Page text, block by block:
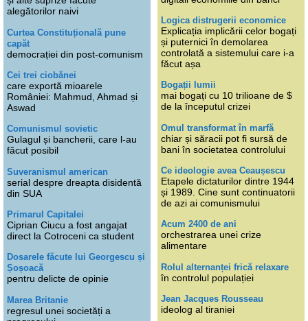
alegătorilor naivi
Curtea Constituțională pune
capăt
democrației din post-comunism
Cei trei ciobănei
care exportă mioarele
României: Mahmud, Ahmad și
Aswad
Comunismul sovietic
Gulagul și bancherii, care l-au
făcut posibil
Suveranismul american
serial despre dreapta disidentă
din SUA
Primarul Capitalei
Ciprian Ciucu a fost angajat
direct la Cotroceni ca student
Dosarele făcute lui Georgescu și
Șoșoacă
pentru delicte de opinie
Marea Britanie
regresul unei societăți a
Logica distrugerii economice
Explicația implicării celor bogați
și puternici în demolarea
controlată a sistemului care i-a
făcut așa
Bogații lumii
mai bogați cu 10 trilioane de $
de la începutul crizei
Omul transformat în marfă
chiar și săracii pot fi sursă de
bani în societatea controlului
Ce ideologie avea Ceaușescu
Etapele dictaturilor dintre 1944
și 1989. Cine sunt continuatorii
de azi ai comunismului
Acum 2400 de ani
orchestrarea unei crize
alimentare
Rolul alternanței frică relaxare
în controlul populației
Jean Jacques Rousseau
ideolog al tiraniei